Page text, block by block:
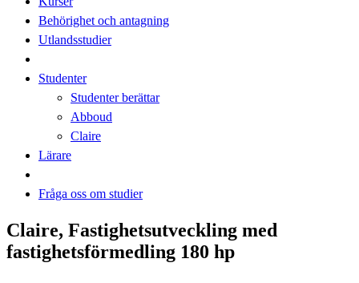
Behörighet och antagning
Utlandsstudier
Studenter
Studenter berättar
Abboud
Claire
Lärare
Fråga oss om studier
Claire, Fastighetsutveckling med
fastighetsförmedling 180 hp